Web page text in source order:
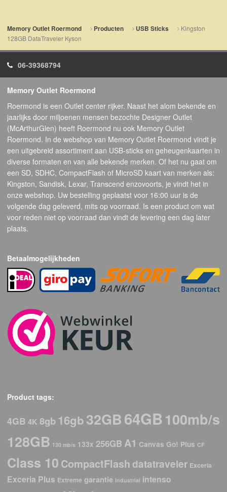
Memory Outlet Roermond Producten USB Sticks
Kingston
128GB DataTraveler Kyson
06-39368794
Memory Outlet Roermond
Roermond is een Outlet center rijker. Naast het alom bekende en
jaarlijks door miljoenen mensen bezochte Designer Outlet
(McArthurGlen) heeft Roermond nu ook Memory Outlet
Roermond. In de webshop van Memory Outlet Roermond vindt je
een uitgebreid assortiment aan USB-sticks en geheugenkaarten in
diverse formaten en van alle bekende merken. Of het nu gaat om
een SD, SDHC, CompactFlash of MicroSD kaart van merken als:
Kingston, Sandisk, Lexar, Transcend enzovoorts, je vindt het in
onze webshop. Uw bestelling geplaatst voor 16:00 uur is de
volgende dag geleverd, mits op voorraad. Is een product om wat
voor reden niet op voorraad dan vindt de levering een dag later
plaats.
Betaalmogelijkheden
Product tags:
4GB 4K 8gb16gb32GB64GB100mb/s
128GB 130 mb/s 133x 256GB A1 Canvas Go! Plus CF
Class 10 CompactFlash datatraveler Exceria
Exceria Plus Extreme garantie Industrial intenso